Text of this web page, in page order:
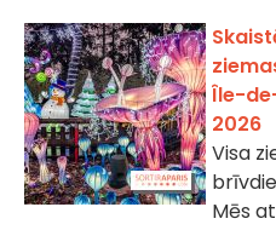
Île-
2026
Visa
Mēs